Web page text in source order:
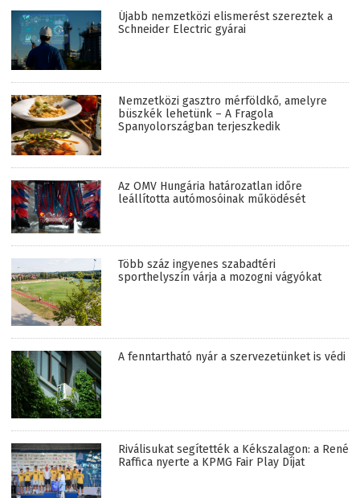
Újabb nemzetközi elismerést szereztek a
Schneider Electric gyárai
Nemzetközi gasztro mérföldkő, amelyre
büszkék lehetünk – A Fragola
Spanyolországban terjeszkedik
Az OMV Hungária határozatlan időre
leállította autómosóinak működését
Több száz ingyenes szabadtéri
sporthelyszín várja a mozogni vágyókat
A fenntartható nyár a szervezetünket is védi
Riválisukat segítették a Kékszalagon: a René
Raffica nyerte a KPMG Fair Play Díjat